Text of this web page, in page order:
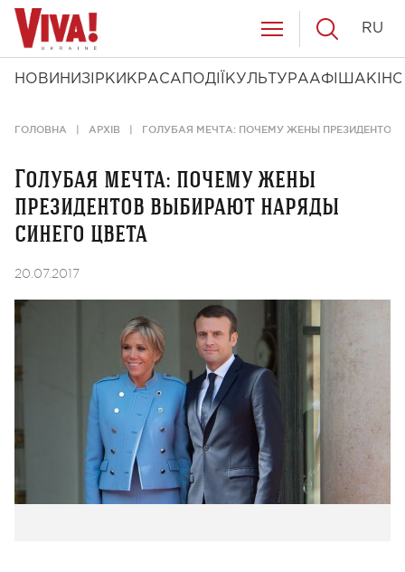
НОВИНИ ЗІРКИ КРАСА ПОДІЇ КУЛЬТУРААФІША КІНО
RU
ГОЛОВНА АРХІВ ГОЛУБАЯ МЕЧТА: ПОЧЕМУ ЖЕНЫ
Голубая мечта: почему жены
президентов выбирают наряды
синего цвета
20.07.2017